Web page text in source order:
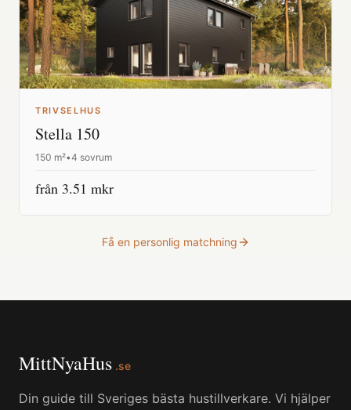
TRIVSELHUS
Stella 150
150 m²•4 sovrum
från 3.51 mkr
Få en personlig matchning
MittNyaHus .se
Din guide till Sveriges bästa hustillverkare. Vi hjälper